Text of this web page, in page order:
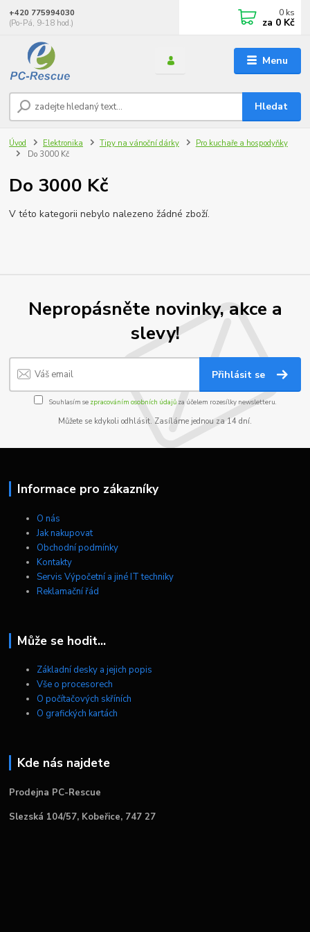
Menu
Hledat
+420 775994030
(Po-Pá, 9-18 hod.)
0 ks
za 0 Kč
Úvod Elektronika Tipy na vánoční dárky
Pro kuchaře a hospodyňky
Do 3000 Kč
Do 3000 Kč
V této kategorii nebylo nalezeno žádné zboží.
Nepropásněte novinky, akce a
slevy!
Přihlásit se
Souhlasím se zpracováním osobních údajůza účelem rozesílky newsletteru.
Můžete se kdykoli odhlásit. Zasíláme jednou za 14 dní.
Informace pro zákazníky
O nás
Jak nakupovat
Obchodní podmínky
Kontakty
Servis Výpočetní a jiné IT techniky
Reklamační řád
Může se hodit...
Základní desky a jejich popis
Vše o procesorech
O počítačových skříních
O grafických kartách
Kde nás najdete
Prodejna PC-Rescue
Slezská 104/57, Kobeřice, 747 27